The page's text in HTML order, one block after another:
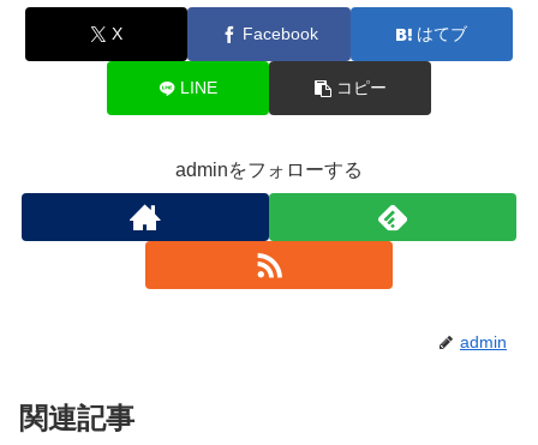
X Facebook はてブ
LINE コピー
adminをフォローする
admin
関連記事